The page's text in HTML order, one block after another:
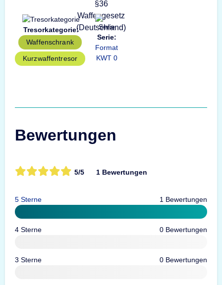
Tresorkategorie:
Waffenschrank
Kurzwaffentresor
Serie:
Format
KWT 0
Bewertungen
5/5 1 Bewertungen
5 Sterne 1 Bewertungen
4 Sterne 0 Bewertungen
3 Sterne 0 Bewertungen